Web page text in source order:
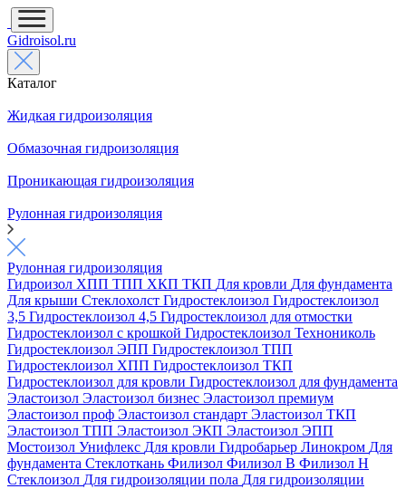
Gidroisol.ru
Каталог
Жидкая гидроизоляция
Обмазочная гидроизоляция
Проникающая гидроизоляция
Рулонная гидроизоляция
Рулонная гидроизоляция
Гидроизол ХПП ТПП ХКП ТКП Для кровли Для фундамента
Для крыши Стеклохолст Гидростеклоизол Гидростеклоизол
3,5 Гидростеклоизол 4,5 Гидростеклоизол для отмостки
Гидростеклоизол с крошкой Гидростеклоизол Технониколь
Гидростеклоизол ЭПП Гидростеклоизол ТПП
Гидростеклоизол ХПП Гидростеклоизол ТКП
Гидростеклоизол для кровли Гидростеклоизол для фундамента
Эластоизол Эластоизол бизнес Эластоизол премиум
Эластоизол проф Эластоизол стандарт Эластоизол ТКП
Эластоизол ТПП Эластоизол ЭКП Эластоизол ЭПП
Мостоизол Унифлекс Для кровли Гидробарьер Линокром Для
фундамента Стеклоткань Филизол Филизол В Филизол Н
Стеклоизол Для гидроизоляции пола Для гидроизоляции